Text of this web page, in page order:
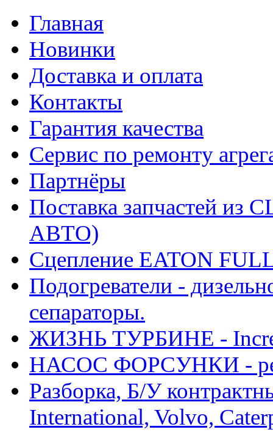
Главная
Новинки
Доставка и оплата
Контакты
Гарантия качества
Сервис по ремонту
Партнёры
Поставка запчастей
АВТО)
Сцепление EATON
Подогреватели -
сепараторы.
ЖИЗНЬ ТУРБИНЕ -
НАСОС ФОРСУНКИ -
Разборка, Б/У
International, Volvo,